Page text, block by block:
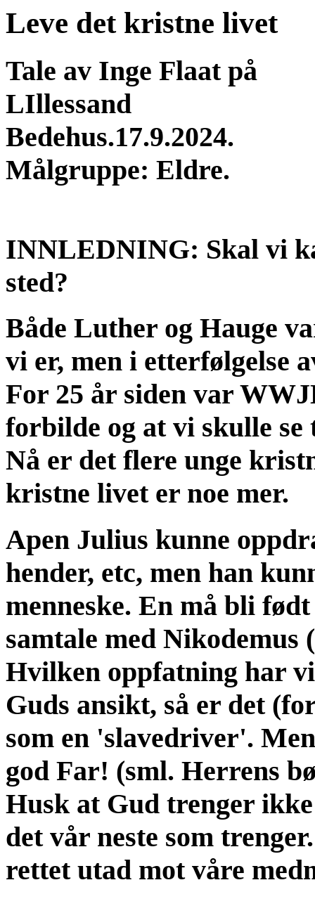
Leve det kristne livet
Tale av Inge Flaat på
LIllessand
Bedehus.17.9.2024.
Målgruppe: Eldre.
INNLEDNING: Skal vi
sted?
Både Luther og Hauge
vi er, men i etterfølgelse
For 25 år siden var
forbilde og at vi skulle
Nå er det flere unge
kristne livet er noe mer.
Apen Julius kunne
hender, etc, men han
menneske. En må bli
samtale med Nikodemus (
Hvilken oppfatning har
Guds ansikt, så er det
som en 'slavedriver'.
god Far! (sml. Herrens
Husk at Gud trenger
det vår neste som
rettet utad mot våre